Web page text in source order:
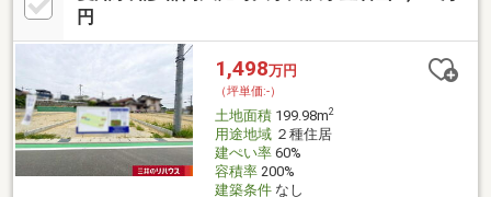
分。バス停まで徒歩約3分。通勤通学に便利な立地です。■英比小
円
1,498万円
（坪単価:-）
土地面積199.98m2
用途地域２種住居
建ぺい率60%
容積率200%
建築条件なし